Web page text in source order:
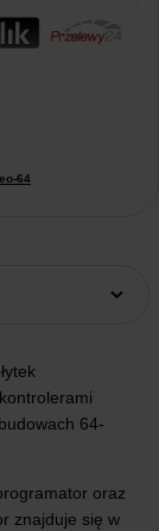
64
64-
oraz
znajduje się w